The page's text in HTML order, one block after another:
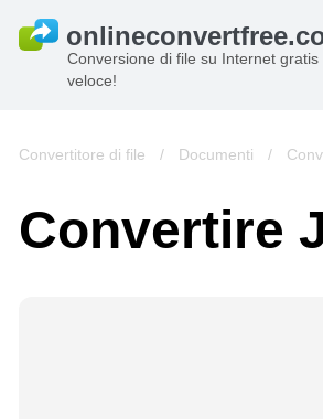
Conversione di file su Internet gratis
veloce!
Convertitore di file / Documenti /
Convertire